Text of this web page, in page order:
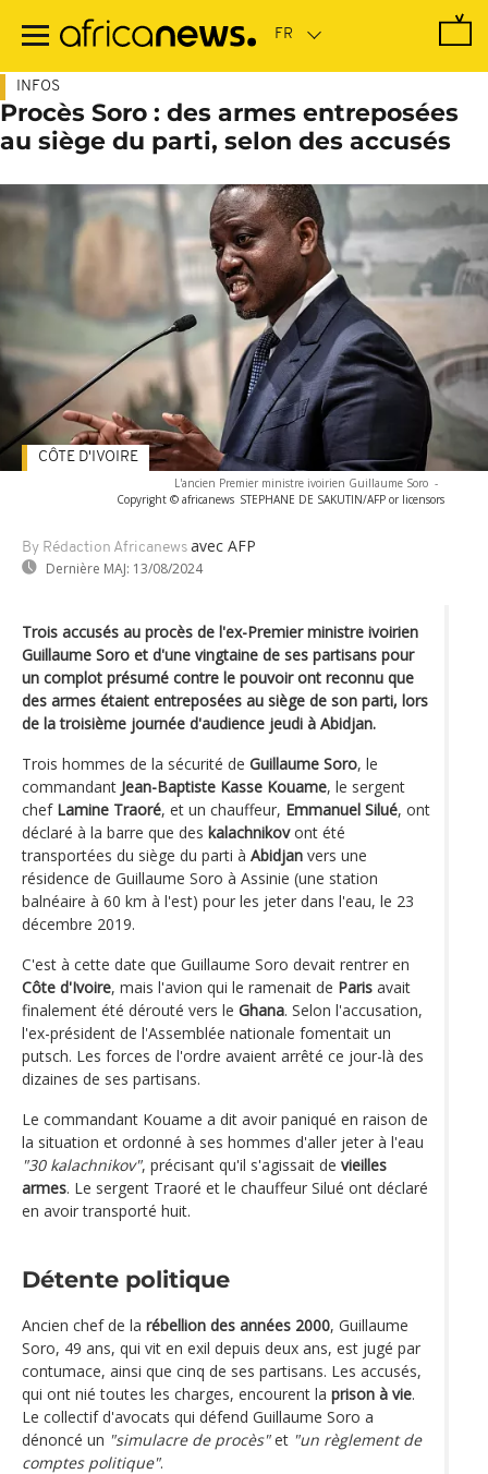
contenu
INFOS
Procès Soro : des armes entreposées
au siège du parti, selon des accusés
L'ancien Premier ministre ivoirien Guillaume Soro -
Copyright © africanews STEPHANE DE SAKUTIN/AFP or licensors
By Rédaction Africanews avec AFP
Dernière MAJ: 13/08/2024
CÔTE D'IVOIRE
Trois accusés au procès de l'ex-Premier ministre ivoirien
Guillaume Soro et d'une vingtaine de ses partisans pour
un complot présumé contre le pouvoir ont reconnu que
des armes étaient entreposées au siège de son parti, lors
de la troisième journée d'audience jeudi à Abidjan.
Trois hommes de la sécurité de Guillaume Soro, le
commandant Jean-Baptiste Kasse Kouame, le sergent
chef Lamine Traoré, et un chauffeur, Emmanuel Silué, ont
déclaré à la barre que des kalachnikovont été
transportées du siège du parti à Abidjan vers une
résidence de Guillaume Soro à Assinie (une station
balnéaire à 60 km à l'est) pour les jeter dans l'eau, le 23
décembre 2019.
C'est à cette date que Guillaume Soro devait rentrer en
Côte d'Ivoire, mais l'avion qui le ramenait de Paris avait
finalement été dérouté vers le Ghana. Selon l'accusation,
l'ex-président de l'Assemblée nationale fomentait un
putsch. Les forces de l'ordre avaient arrêté ce jour-là des
dizaines de ses partisans.
Le commandant Kouame a dit avoir paniqué en raison de
la situation et ordonné à ses hommes d'aller jeter à l'eau
"30 kalachnikov", précisant qu'il s'agissait de vieilles
armes. Le sergent Traoré et le chauffeur Silué ont déclaré
en avoir transporté huit.
Détente politique
Ancien chef de la rébellion des années 2000, Guillaume
Soro, 49 ans, qui vit en exil depuis deux ans, est jugé par
contumace, ainsi que cinq de ses partisans. Les accusés,
qui ont nié toutes les charges, encourent la prison à vie.
Le collectif d'avocats qui défend Guillaume Soro a
dénoncé un "simulacre de procès"et "un règlement de
comptes politique".